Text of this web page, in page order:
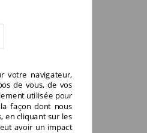
votre navigateur,
de vous, de vos
utilisée pour
façon dont nous
en cliquant sur les
avoir un impact